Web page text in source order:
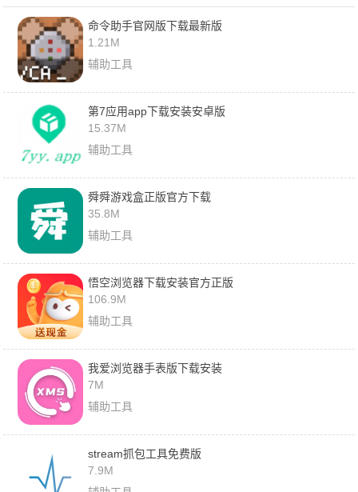
命令助手官网版下载最新版
1.21M
辅助工具
第7应用app下载安装安卓版
15.37M
辅助工具
舜舜游戏盒正版官方下载
35.8M
辅助工具
悟空浏览器下载安装官方正版
106.9M
辅助工具
我爱浏览器手表版下载安装
7M
辅助工具
stream抓包工具免费版
7.9M